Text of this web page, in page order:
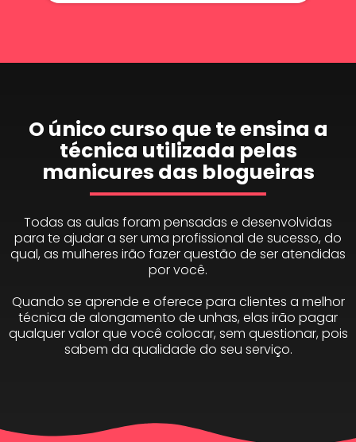
O único curso que te ensina a
técnica utilizada pelas
manicures das blogueiras
Todas as aulas foram pensadas e desenvolvidas
para te ajudar a ser uma profissional de sucesso, do
qual, as mulheres irão fazer questão de ser atendidas
por você.
Quando se aprende e oferece para clientes a melhor
técnica de alongamento de unhas, elas irão pagar
qualquer valor que você colocar, sem questionar, pois
sabem da qualidade do seu serviço.